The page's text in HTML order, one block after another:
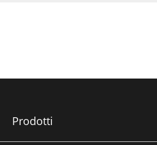
Prodotti